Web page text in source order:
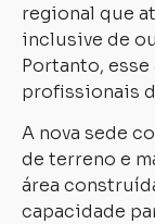
regional que
inclusive de
Portanto,
profissionais
A nova sede
de terreno e
área
capacidade